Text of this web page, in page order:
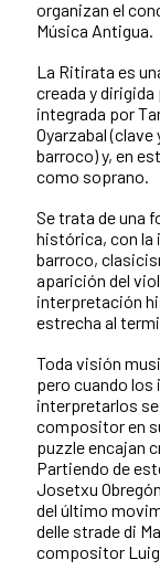
organizan el
Música Antigua.
La Ritirata es
creada y
integrada por
Oyarzabal
barroco) y, en
como soprano.
Se trata de una
histórica, con la
barroco,
aparición del
interpretación
estrecha al
Toda visión
pero cuando
interpretarlos
compositor en
puzzle encajan
Partiendo de
Josetxu
del último
delle strade di
compositor